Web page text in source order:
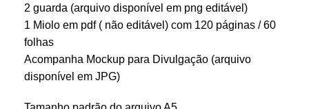
2 guarda (arquivo disponível em png editável)
1 Miolo em pdf ( não editável) com 120 páginas / 60
folhas
Acompanha Mockup para Divulgação (arquivo
disponível em JPG)